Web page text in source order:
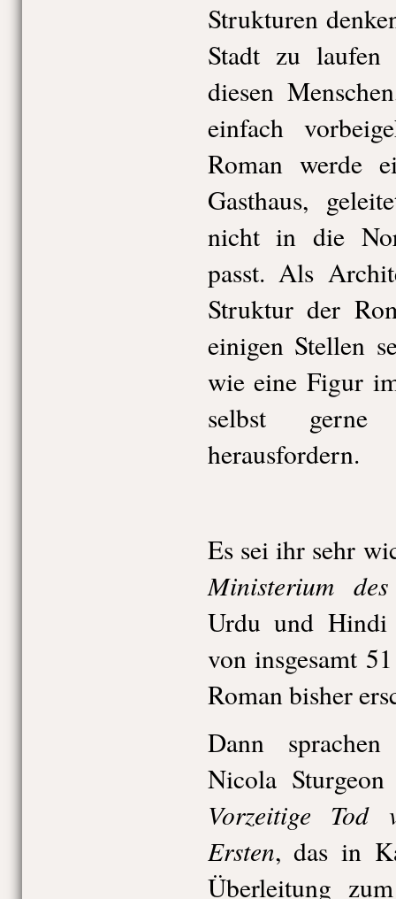
Strukturen
Stadt zu
diesen
einfach
Roman werde
Gasthaus,
nicht in die
passt. Als
Struktur der
einigen Stellen
wie eine Figur
selbst
herausfordern.
Es sei ihr sehr
Ministerium
Urdu und Hindi
von insgesamt
Roman bisher
Dann
Nicola
Vorzeitige Tod
Ersten, das in
Überleitung